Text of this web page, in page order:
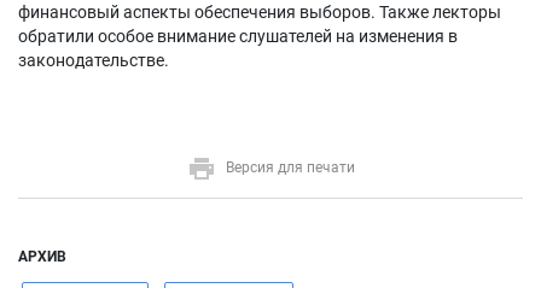
финансовый аспекты обеспечения выборов. Также лекторы
обратили особое внимание слушателей на изменения в
законодательстве.
Версия для печати
АРХИВ